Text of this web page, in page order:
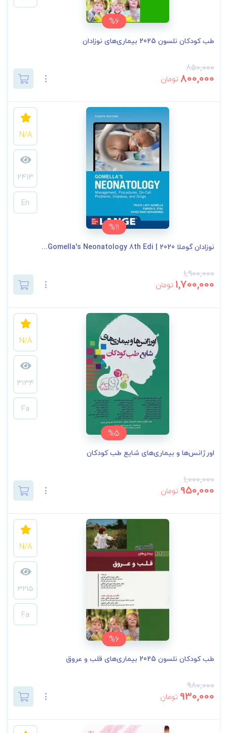
%6
طب کودکان نلسون 2025 بیماری‌های نوزادان
850,000
800,000 تومان
%11
N/A
2413
En
نوزادان گوملا 2020 | Gomella's Neonatology 8th Edi...
1,900,000
1,700,000 تومان
%5
N/A
3134
Fa
اورژانس‌ها و بیماری‌های شایع طب کودکان
1,000,000
950,000 تومان
%6
N/A
3215
Fa
طب کودکان نلسون 2025 بیماری‌های قلب و عروق
980,000
930,000 تومان